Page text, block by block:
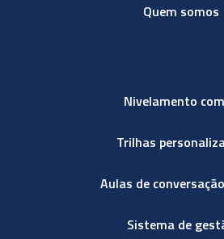
Quem somos
Nivelamento
Trilhas
Aulas de
Sistema de